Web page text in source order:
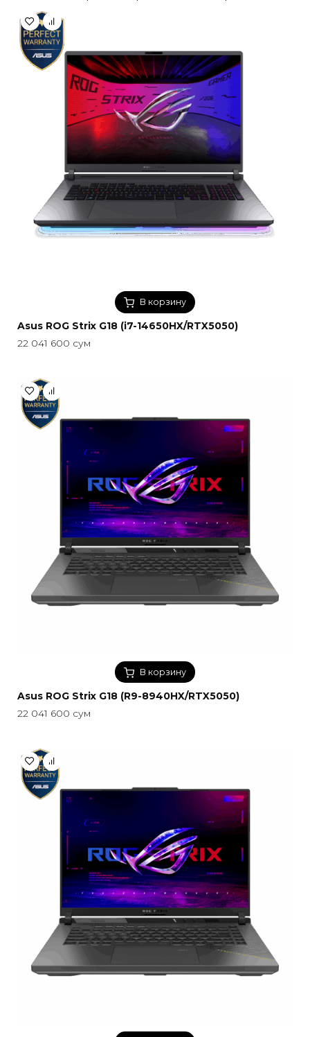
В корзину
Asus ROG Strix G18 (i7-14650HX/RTX5050)
22 041 600 сум
В корзину
Asus ROG Strix G18 (R9-8940HX/RTX5050)
22 041 600 сум